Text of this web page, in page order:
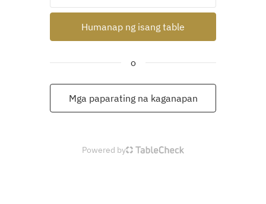
Humanap ng isang table
o
Mga paparating na kaganapan
Powered by